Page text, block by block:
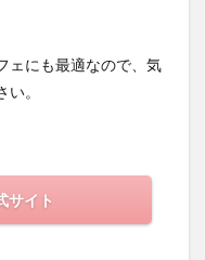
ェにも最適なので、気
。
サイト